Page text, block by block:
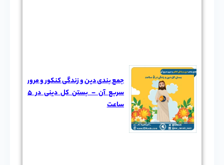
جمع بندی دین و زندگی کنکور و مرور
سربع آن – بستن کل دینی در ۵
ساعت